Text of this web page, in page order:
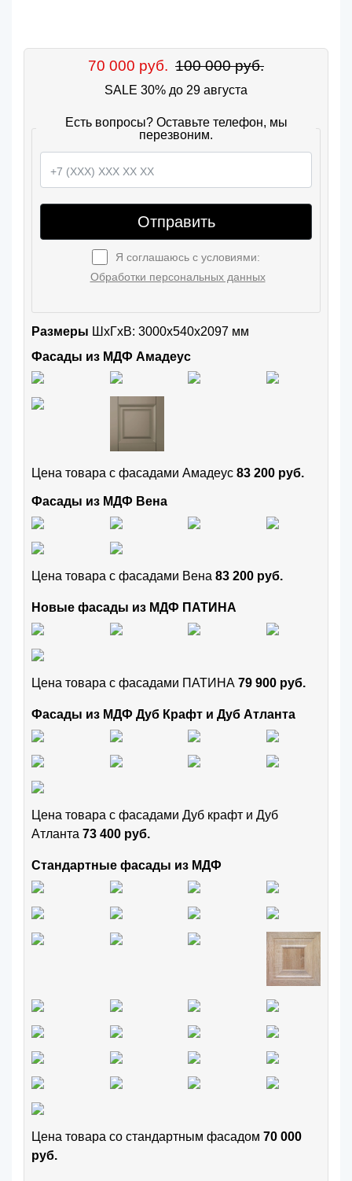
70 000 руб. 100 000 руб.
SALE 30% до 29 августа
Есть вопросы? Оставьте телефон, мы
перезвоним.
Отправить
Я соглашаюсь с условиями:
Обработки персональных данных
Размеры ШxГхВ: 3000x540x2097 мм
Фасады из МДФ Амадеус
Цена товара с фасадами Амадеус 83 200 руб.
Фасады из МДФ Вена
Цена товара с фасадами Вена 83 200 руб.
Новые фасады из МДФ ПАТИНА
Цена товара с фасадами ПАТИНА 79 900 руб.
Фасады из МДФ Дуб Крафт и Дуб Атланта
Цена товара с фасадами Дуб крафт и Дуб
Атланта 73 400 руб.
Стандартные фасады из МДФ
Цена товара cо стандартным фасадом 70 000
руб.